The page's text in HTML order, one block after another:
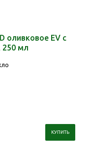
оливковое EV с
250 мл